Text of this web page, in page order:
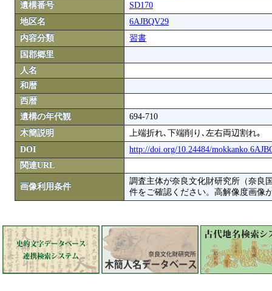
遺構番号
SD170
地区名
6AJBQV29
内容分類
習書
国郡郷里
人名
和暦
西暦
遺構の年代観
694-710
木簡説明
上端折れ､下端削り､左右両辺割れ｡
DOI
http://doi.org/10.24484/
関連URL
画像利用条件
調査主体が奈良文化財研究所（奈良
件をご確認ください。高解像度画像